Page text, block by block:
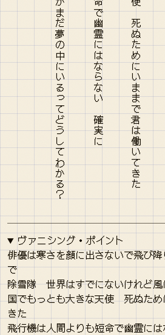
ヴァニシング・ポイント
俳優は寒さを顔に出さないで飛び
で
除雪隊 世界はすでにないけれど風
国でもっとも大きな天使 死ぬため
きた
飛行機は人間よりも短命で幽霊に